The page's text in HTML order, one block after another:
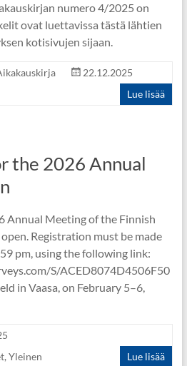
numero 4/2025 on
ovat luettavissa tästä lähtien
kotisivujen sijaan.
22.12.2025
Lue lisää
the 2026 Annual
Annual Meeting of the Finnish
Registration must be made
pm, using the following link:
S/ACED8074D4506F50
in Vaasa, on February 5–6,
, Yleinen Lue lisää